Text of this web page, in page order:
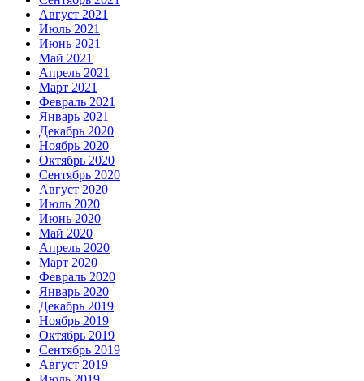
Август 2021
Июль 2021
Июнь 2021
Май 2021
Апрель 2021
Март 2021
Февраль 2021
Январь 2021
Декабрь 2020
Ноябрь 2020
Октябрь 2020
Сентябрь 2020
Август 2020
Июль 2020
Июнь 2020
Май 2020
Апрель 2020
Март 2020
Февраль 2020
Январь 2020
Декабрь 2019
Ноябрь 2019
Октябрь 2019
Сентябрь 2019
Август 2019